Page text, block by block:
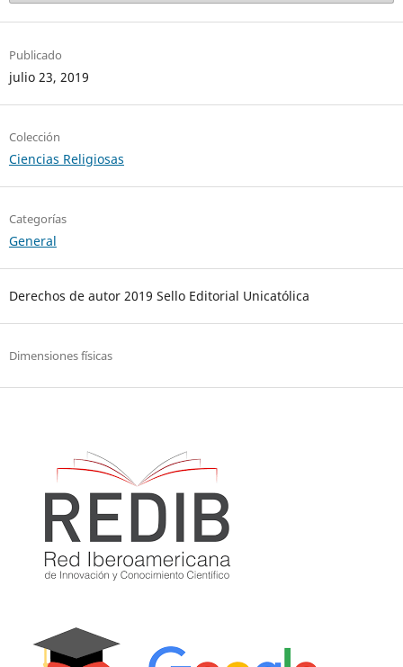
Publicado
julio 23, 2019
Colección
Ciencias Religiosas
Categorías
General
Derechos de autor 2019 Sello Editorial Unicatólica
Dimensiones físicas